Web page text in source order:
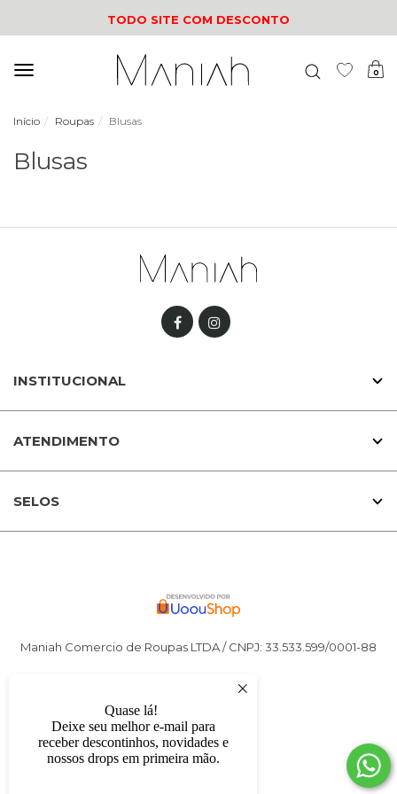
TODO SITE COM DESCONTO
0
Início Roupas Blusas
Blusas
INSTITUCIONAL
ATENDIMENTO
SELOS
Maniah Comercio de Roupas LTDA / CNPJ: 33.533.599/0001-88